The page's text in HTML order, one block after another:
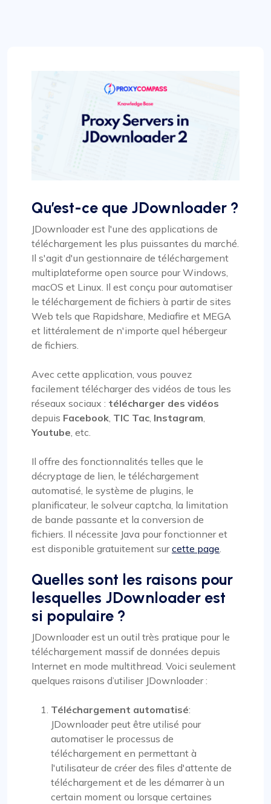
Qu’est-ce que JDownloader ?
JDownloader est l'une des applications de
téléchargement les plus puissantes du marché.
Il s'agit d'un gestionnaire de téléchargement
multiplateforme open source pour Windows,
macOS et Linux. Il est conçu pour automatiser
le téléchargement de fichiers à partir de sites
Web tels que Rapidshare, Mediafire et MEGA
et littéralement de n'importe quel hébergeur
de fichiers.
Avec cette application, vous pouvez
facilement télécharger des vidéos de tous les
réseaux sociaux : télécharger des vidéos
depuis Facebook TIC Tac Instagram
Youtube , etc.
Il offre des fonctionnalités telles que le
décryptage de lien, le téléchargement
automatisé, le système de plugins, le
planificateur, le solveur captcha, la limitation
de bande passante et la conversion de
fichiers. Il nécessite Java pour fonctionner et
est disponible gratuitement surcette page
Quelles sont les raisons pour
lesquelles JDownloader est
si populaire ?
JDownloader est un outil très pratique pour le
téléchargement massif de données depuis
Internet en mode multithread. Voici seulement
quelques raisons d’utiliser JDownloader :
Téléchargement automatisé:
JDownloader peut être utilisé pour
automatiser le processus de
téléchargement en permettant à
l'utilisateur de créer des files d'attente de
téléchargement et de les démarrer à un
certain moment ou lorsque certaines